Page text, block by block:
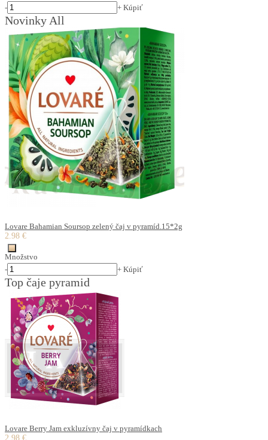
-
+ Kúpiť
Novinky All
Lovare Bahamian Soursop zelený čaj v pyramíd.15*2g
2.98 €
Množstvo
-
+ Kúpiť
Top čaje pyramid
Lovare Berry Jam exkluzívny čaj v pyramídkach
2.98 €